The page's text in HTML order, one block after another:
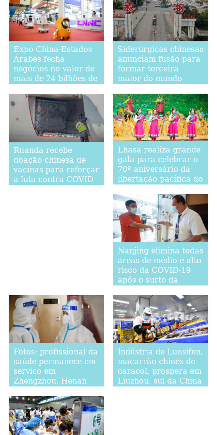
Expo China-Estados
Árabes fecha
negócios no valor de
mais de 24 bilhões de
Siderúrgicas chinesas
anunciam fusão para
formar terceira
maior do mundo
Ruanda recebe
doação chinesa de
vacinas para reforçar
a luta contra COVID-
Lhasa realiza grande
gala para celebrar o
70º aniversário da
libertação pacífica do
Nanjing elimina todas
áreas de médio e alto
risco da COVID-19
após o surto da
Fotos: profissional da
saúde permanece em
serviço em
Zhengzhou, Henan
Indústria de Luosifen,
macarrão chinês de
caracol, prospera em
Liuzhou, sul da China